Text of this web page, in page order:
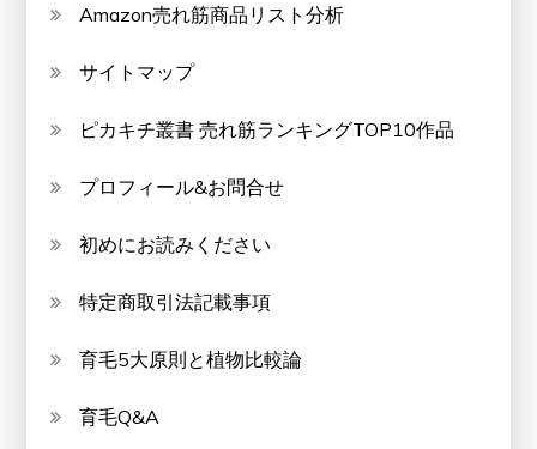
Amazon売れ筋商品リスト分析
サイトマップ
ピカキチ叢書 売れ筋ランキングTOP10作品
プロフィール&お問合せ
初めにお読みください
特定商取引法記載事項
育毛5大原則と植物比較論
育毛Q&A